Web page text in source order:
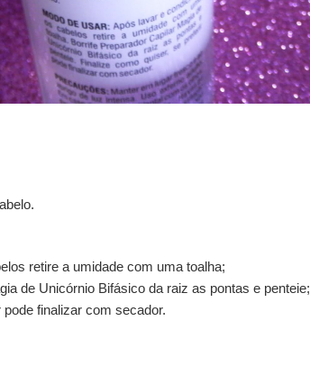
retire a umidade com uma toalha;
de Unicórnio Bifásico da raiz as pontas e penteie;
finalizar com secador.